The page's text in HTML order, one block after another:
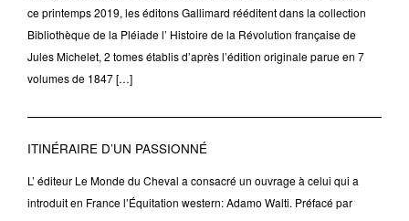
ce printemps 2019, les éditons Gallimard rééditent dans la collection
Bibliothèque de la Pléiade l’ Histoire de la Révolution française de
Jules Michelet, 2 tomes établis d’après l’édition originale parue en 7
volumes de 1847 […]
ITINÉRAIRE D’UN PASSIONNÉ
L’ éditeur Le Monde du Cheval a consacré un ouvrage à celui qui a
introduit en France l’Équitation western: Adamo Walti. Préfacé par